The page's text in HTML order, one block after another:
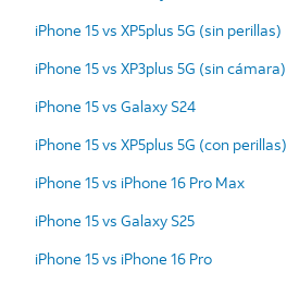
iPhone 15 vs XP5plus 5G (sin perillas)
iPhone 15 vs XP3plus 5G (sin cámara)
iPhone 15 vs Galaxy S24
iPhone 15 vs XP5plus 5G (con perillas)
iPhone 15 vs iPhone 16 Pro Max
iPhone 15 vs Galaxy S25
iPhone 15 vs iPhone 16 Pro